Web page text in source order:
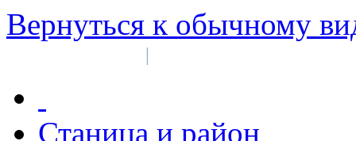
Вернуться к обычному
|
Станица и район